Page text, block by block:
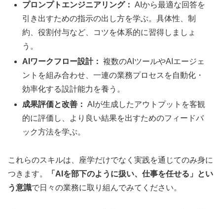
プロンプトエンジニアリング： AIから最適な回答を
引き出すための指示の出し方を学ぶ。具体性、制
約、役割付与など、コツを体系的に習得しましょ
う。
AIワークフロー設計： 複数のAIツールやAIエージェ
ントを組み合わせ、一連の業務プロセスを自動化・
効率化する設計能力を養う。
成果評価と改善： AIが生成したアウトプットを客観
的に評価し、より良い結果を出すためのフィードバ
ック方法を学ぶ。
これらのスキルは、座学だけでなく実践を通じてのみ身に
つきます。
「AIを部下のように扱い、仕事を任せる」とい
う意識で日々の業務に取り組んでみてください。